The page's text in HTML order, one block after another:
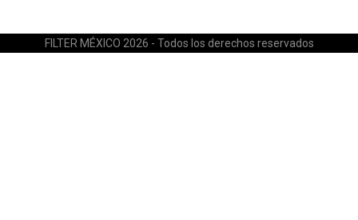
FILTER MÉXICO 2026 - Todos los derechos reservados